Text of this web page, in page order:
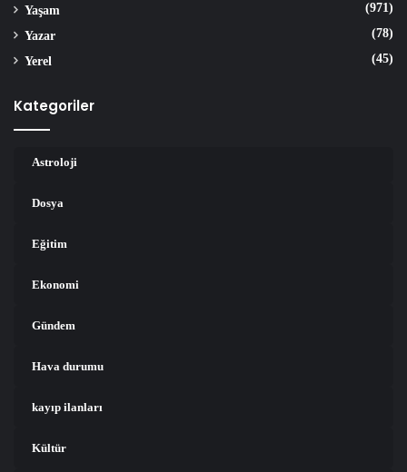
Yaşam (971)
Yazar (78)
Yerel (45)
Kategoriler
Astroloji
Dosya
Eğitim
Ekonomi
Gündem
Hava durumu
kayıp ilanları
Kültür